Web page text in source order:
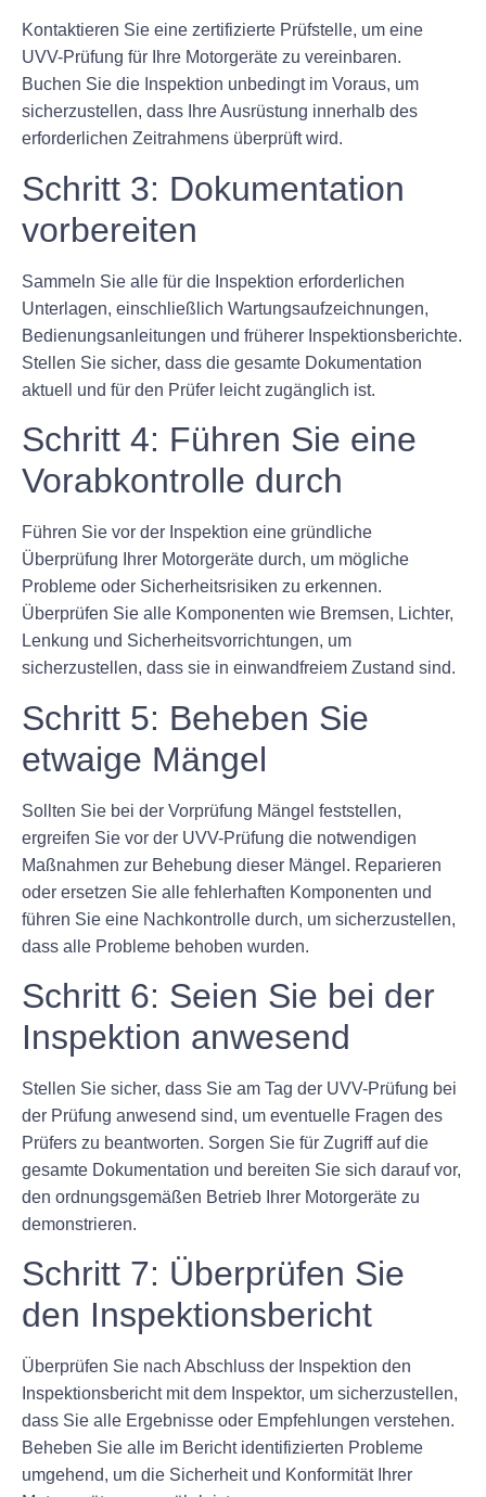
Kontaktieren Sie eine zertifizierte Prüfstelle, um eine
UVV-Prüfung für Ihre Motorgeräte zu vereinbaren.
Buchen Sie die Inspektion unbedingt im Voraus, um
sicherzustellen, dass Ihre Ausrüstung innerhalb des
erforderlichen Zeitrahmens überprüft wird.
Schritt 3: Dokumentation
vorbereiten
Sammeln Sie alle für die Inspektion erforderlichen
Unterlagen, einschließlich Wartungsaufzeichnungen,
Bedienungsanleitungen und früherer Inspektionsberichte.
Stellen Sie sicher, dass die gesamte Dokumentation
aktuell und für den Prüfer leicht zugänglich ist.
Schritt 4: Führen Sie eine
Vorabkontrolle durch
Führen Sie vor der Inspektion eine gründliche
Überprüfung Ihrer Motorgeräte durch, um mögliche
Probleme oder Sicherheitsrisiken zu erkennen.
Überprüfen Sie alle Komponenten wie Bremsen, Lichter,
Lenkung und Sicherheitsvorrichtungen, um
sicherzustellen, dass sie in einwandfreiem Zustand sind.
Schritt 5: Beheben Sie
etwaige Mängel
Sollten Sie bei der Vorprüfung Mängel feststellen,
ergreifen Sie vor der UVV-Prüfung die notwendigen
Maßnahmen zur Behebung dieser Mängel. Reparieren
oder ersetzen Sie alle fehlerhaften Komponenten und
führen Sie eine Nachkontrolle durch, um sicherzustellen,
dass alle Probleme behoben wurden.
Schritt 6: Seien Sie bei der
Inspektion anwesend
Stellen Sie sicher, dass Sie am Tag der UVV-Prüfung bei
der Prüfung anwesend sind, um eventuelle Fragen des
Prüfers zu beantworten. Sorgen Sie für Zugriff auf die
gesamte Dokumentation und bereiten Sie sich darauf vor,
den ordnungsgemäßen Betrieb Ihrer Motorgeräte zu
demonstrieren.
Schritt 7: Überprüfen Sie
den Inspektionsbericht
Überprüfen Sie nach Abschluss der Inspektion den
Inspektionsbericht mit dem Inspektor, um sicherzustellen,
dass Sie alle Ergebnisse oder Empfehlungen verstehen.
Beheben Sie alle im Bericht identifizierten Probleme
umgehend, um die Sicherheit und Konformität Ihrer